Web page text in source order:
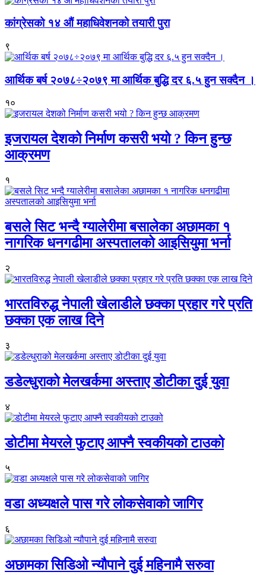
कांग्रेसको १४ औं महाधिवेशनको तयारी पुरा
९
आर्थिक बर्ष २०७८÷२०७९ मा आर्थिक बुद्धि दर ६.५ हुन सक्दैन ।
१०
इजरायल देशको निर्माण कसरी भयो ? किन हुन्छ
आक्रमण
१
बसले सिट भन्दै ग्यालेरीमा बसालेका अछामका १
नागरिक धनगढीमा अस्पतालको आइसियुमा भर्ना
२
भारतविरुद्ध नेपाली खेलाडीले छक्का प्रहार गरे प्रति
छक्का एक लाख दिने
३
डडेल्धुराको मेलखर्कमा अस्ताए डोटीका दुई युवा
४
डोटीमा मेयरले फुटाए आफ्नै स्वकीयको टाउको
५
वडा अध्यक्षले पास गरे लोकसेवाको जागिर
६
अछामका सिडिओ न्यौपाने दुई महिनामै सरुवा